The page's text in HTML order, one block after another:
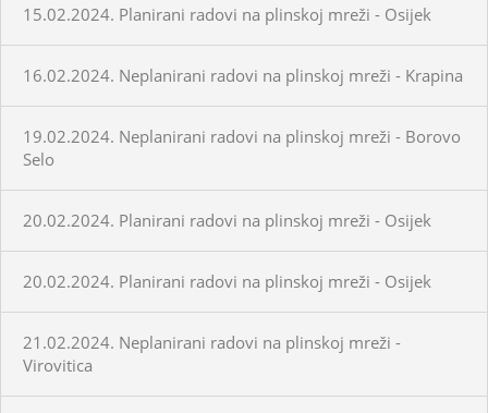
15.02.2024. Planirani radovi na plinskoj mreži - Osijek
16.02.2024. Neplanirani radovi na plinskoj mreži - Krapina
19.02.2024. Neplanirani radovi na plinskoj mreži - Borovo
Selo
20.02.2024. Planirani radovi na plinskoj mreži - Osijek
20.02.2024. Planirani radovi na plinskoj mreži - Osijek
21.02.2024. Neplanirani radovi na plinskoj mreži -
Virovitica